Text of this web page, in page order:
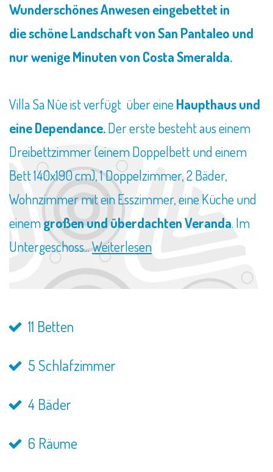
Wunderschönes Anwesen eingebettet in
die schöne Landschaft von San Pantaleo und
nur wenige Minuten von Costa Smeralda.
Villa Sa Nùe ist verfügt über eineHaupthaus und
eine Dependance.Der erste besteht aus einem
Dreibettzimmer (einem Doppelbett und einem
Bett 140x190 cm), 1 Doppelzimmer, 2 Bäder,
Wohnzimmer mit ein Esszimmer, eine Küche und
einemgroßen und überdachten Veranda. Im
Untergeschoss...Weiterlesen
11 Betten
5 Schlafzimmer
4 Bäder
6 Räume